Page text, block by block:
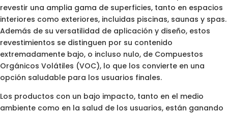
revestir una amplia gama de superficies, tanto en espacios
interiores como exteriores, incluidas piscinas, saunas y spas.
Además de su versatilidad de aplicación y diseño, estos
revestimientos se distinguen por su contenido
extremadamente bajo, o incluso nulo, de Compuestos
Orgánicos Volátiles (VOC), lo que los convierte en una
opción saludable para los usuarios finales.
Los productos con un bajo impacto, tanto en el medio
ambiente como en la salud de los usuarios, están ganando